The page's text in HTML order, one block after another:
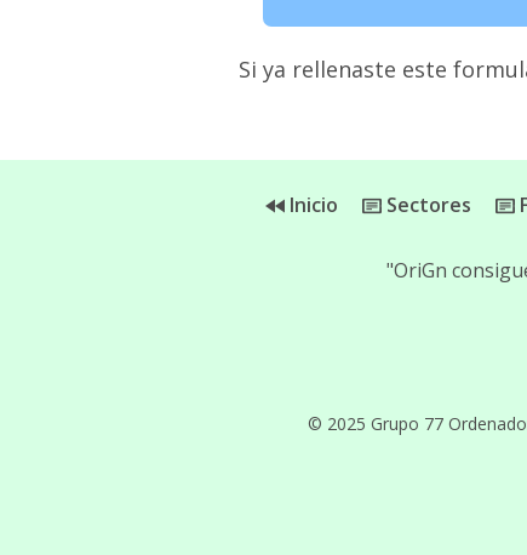
Si ya rellenaste este
Inicio Sectores
© 2025 Grupo 77
"OriGn